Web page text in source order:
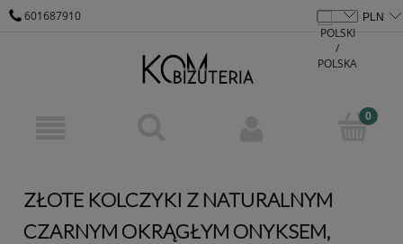
601687910
ZŁOTE KOLCZYKI Z NATURALNYM
CZARNYM OKRĄGŁYM ONYKSEM,